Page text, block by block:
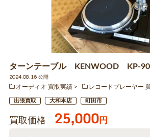
ターンテーブル KENWOOD KP-
2024.08.16 公開
オーディオ 買取実績
レコードプレーヤー
出張買取 大和本店 町田市
買取価格 25,000円